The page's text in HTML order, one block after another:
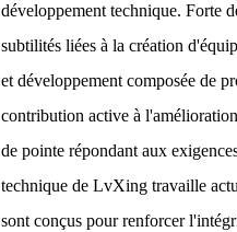
développement technique. Forte
subtilités liées à la création
et développement composée de
contribution active à
de pointe répondant aux
technique de LvXing travaille
sont conçus pour renforcer